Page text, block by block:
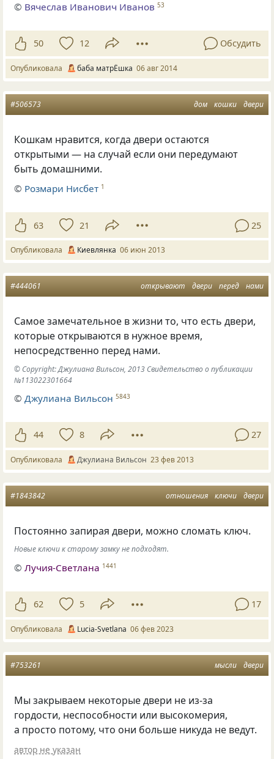
© Вячеслав Иванович Иванов 53
50 12 Обсудить
Опубликовала баба матрЁшка 06 авг 2014
дом кошки двери
#506573
Кошкам нравится, когда двери остаются
открытыми — на случай если они передумают
быть домашними.
© Розмари Нисбет 1
63 21 25
Опубликовала Киевлянка 06 июн 2013
открывают двери перед нами
#444061
Самое замечательное в жизни то, что есть двери,
которые открываются в нужное время,
непосредственно перед нами.
© Copyright: Джулиана Вильсон, 2013 Свидетельство о публикации
№113022301664
©Джулиана Вильсон 5843
44 8 27
Опубликовала Джулиана Вильсон 23 фев 2013
отношения ключи двери
#1843842
Постоянно запирая двери, можно сломать ключ.
Новые ключи к старому замку не подходят.
©Лучия-Светлана 1441
62 5 17
Опубликовала Lucia-Svetlana 06 фев 2023
мысли двери
#753261
Мы закрываем некоторые двери не из-за
гордости, неспособности или высокомерия,
а просто потому, что они больше никуда не ведут.
автор не указан